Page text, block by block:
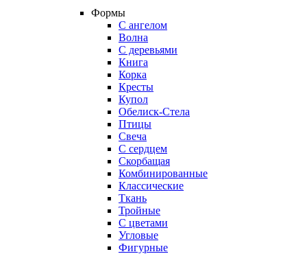
Формы
С ангелом
Волна
С деревьями
Книга
Корка
Кресты
Купол
Обелиск-Стела
Птицы
Свеча
С сердцем
Скорбащая
Комбинированные
Классические
Ткань
Тройные
С цветами
Угловые
Фигурные